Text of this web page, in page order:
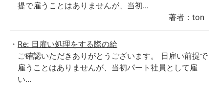
提で雇うことはありませんが、当初...
著者：ton
Re: 日雇い処理をする際の給
ご確認いただきありがとうございます。 日雇い前提で
雇うことはありませんが、当初パート社員として雇
い...